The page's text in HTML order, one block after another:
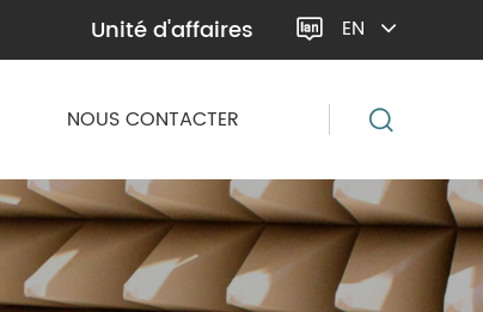
Unité d'affaires  EN
NOUS CONTACTER